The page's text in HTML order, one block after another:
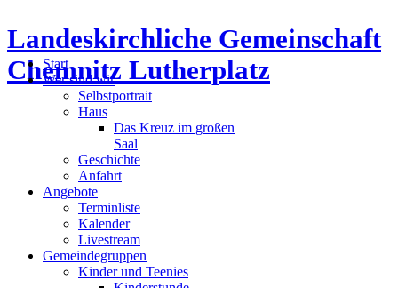
Landeskirchliche Gemeinschaft
Chemnitz Lutherplatz
Start
Wer sind wir
Selbstportrait
Haus
Das Kreuz im großen
Saal
Geschichte
Anfahrt
Angebote
Terminliste
Kalender
Livestream
Gemeindegruppen
Kinder und Teenies